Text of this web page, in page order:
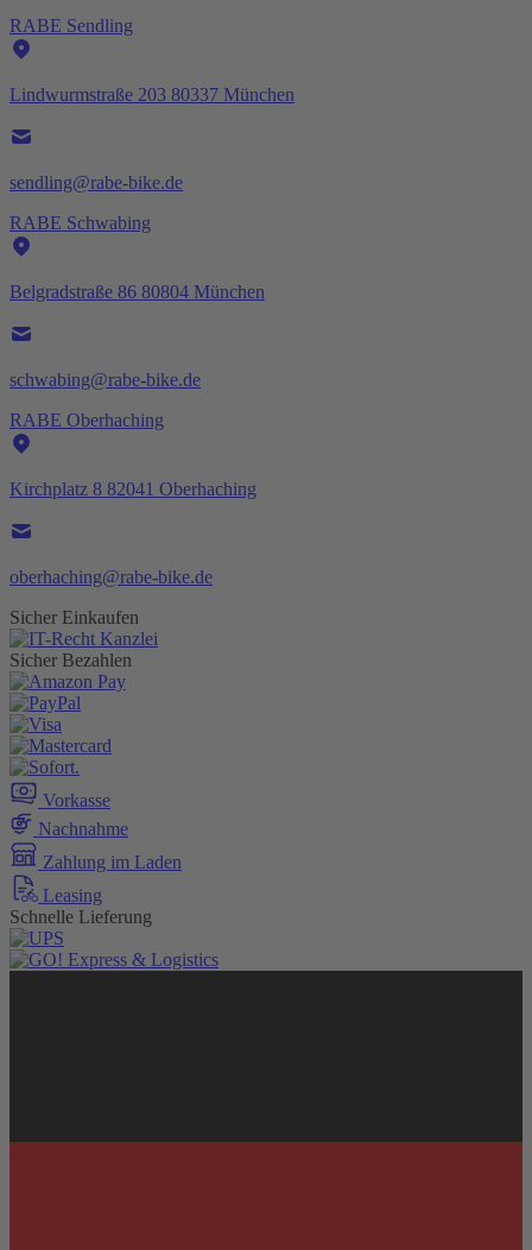
RABE Sendling
Lindwurmstraße 203 80337 München
sendling@rabe-bike.de
RABE Schwabing
Belgradstraße 86 80804 München
schwabing@rabe-bike.de
RABE Oberhaching
Kirchplatz 8 82041 Oberhaching
oberhaching@rabe-bike.de
Sicher Einkaufen
Sicher Bezahlen
Vorkasse
Nachnahme
Zahlung im Laden
Leasing
Schnelle Lieferung